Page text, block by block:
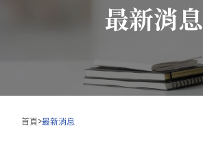
最新消息
首頁 最新消息